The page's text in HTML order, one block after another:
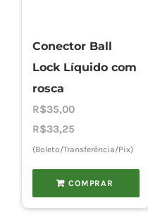
Conector Ball
Lock Líquido com
rosca
R$35,00
R$33,25
(Boleto/Transferência/Pix)
COMPRAR